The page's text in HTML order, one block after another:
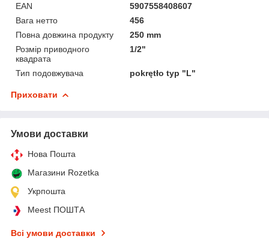
EAN
5907558408607
Вага нетто
456
Повна довжина продукту
250 mm
Розмір приводного
квадрата
1/2"
Тип подовжувача pokrętło typ "L"
Приховати
Умови доставки
Нова Пошта
Магазини Rozetka
Укрпошта
Meest ПОШТА
Всі умови доставки